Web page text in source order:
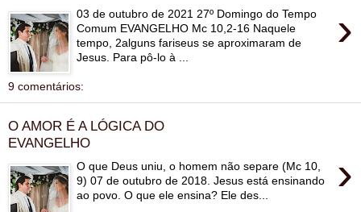
›
03 de outubro de 2021 27º Domingo do Tempo
Comum EVANGELHO Mc 10,2-16 Naquele
tempo, 2alguns fariseus se aproximaram de
Jesus. Para pô-lo à ...
9 comentários:
O AMOR É A LÓGICA DO
EVANGELHO
›
O que Deus uniu, o homem não separe (Mc 10,
9) 07 de outubro de 2018. Jesus está ensinando
ao povo. O que ele ensina? Ele des...